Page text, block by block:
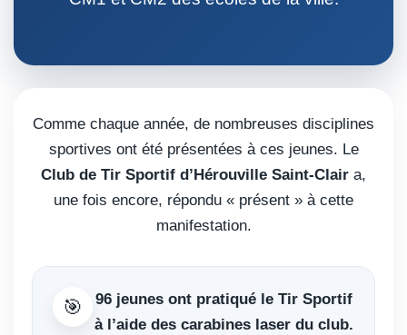
Comme chaque année, de nombreuses disciplines
sportives ont été présentées à ces jeunes. Le
Club de Tir Sportif d’Hérouville Saint-Clair a,
une fois encore, répondu « présent » à cette
manifestation.
🎯 96 jeunesont pratiqué le Tir Sportif
à l’aide des carabines laser du club.